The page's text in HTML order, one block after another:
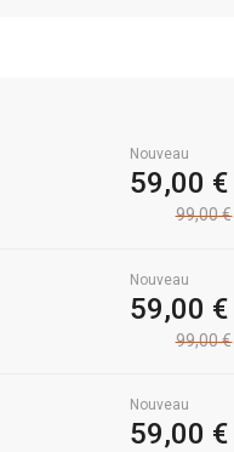
Nouveau
59,00 €
99,00 €
Nouveau
59,00 €
99,00 €
Nouveau
59,00 €